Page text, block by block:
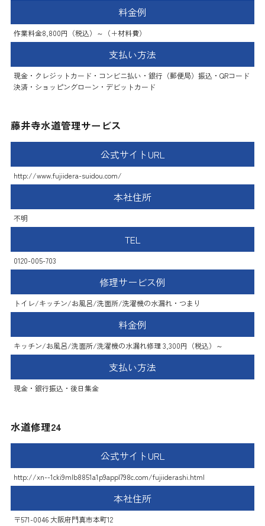
料金例
作業料金8,800円（税込）～（＋材料費）
支払い方法
現金・クレジットカード・コンビニ払い・銀行（郵便局）振込・QRコード
決済・ショッピングローン・デビットカード
藤井寺水道管理サービス
公式サイトURL
http://www.fujiidera-suidou.com/
本社住所
不明
TEL
0120-005-703
修理サービス例
トイレ/キッチン/お風呂/洗面所/洗濯機の水漏れ・つまり
料金例
キッチン/お風呂/洗面所/洗濯機の水漏れ修理 3,300円（税込）～
支払い方法
現金・銀行振込・後日集金
水道修理24
公式サイトURL
http://xn--1cki9mlb8851a1p9appl798c.com/fujiiderashi.html
本社住所
〒571-0046 大阪府門真市本町12